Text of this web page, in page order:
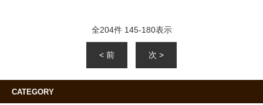
全204件 145-180表示
< 前 次 >
CATEGORY